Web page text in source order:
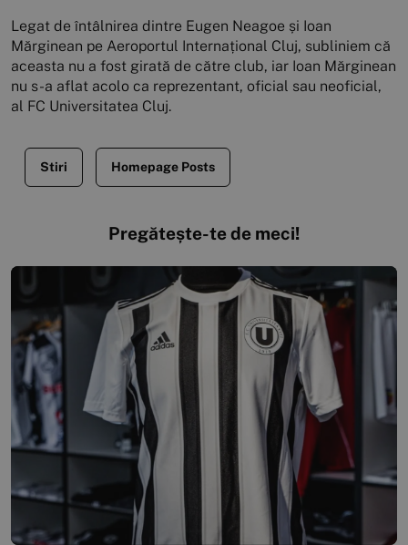
Legat de întâlnirea dintre Eugen Neagoe și Ioan
Mărginean pe Aeroportul Internațional Cluj, subliniem că
aceasta nu a fost girată de către club, iar Ioan Mărginean
nu s-a aflat acolo ca reprezentant, oficial sau neoficial,
al FC Universitatea Cluj.
Stiri Homepage Posts
Pregătește-te de meci!